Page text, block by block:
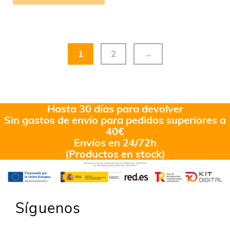
1 2 →
Hasta 30 días para devolver
Sin gastos de envío para pedidos superiores a
40€
Envíos en 24/72h
(Productos en stock)
Síguenos